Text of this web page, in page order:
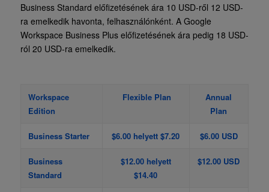
Business Standard előfizetésének ára 10 USD-ről 12 USD-
ra emelkedik havonta, felhasználónként. A Google
Workspace Business Plus előfizetésének ára pedig 18 USD-
ról 20 USD-ra emelkedik.
Workspace
Edition
Flexible Plan
Annual
Plan
Business Starter $6.00 helyett $7.20 $6.00 USD
Business
Standard
$12.00 helyett
$14.40
$12.00 USD